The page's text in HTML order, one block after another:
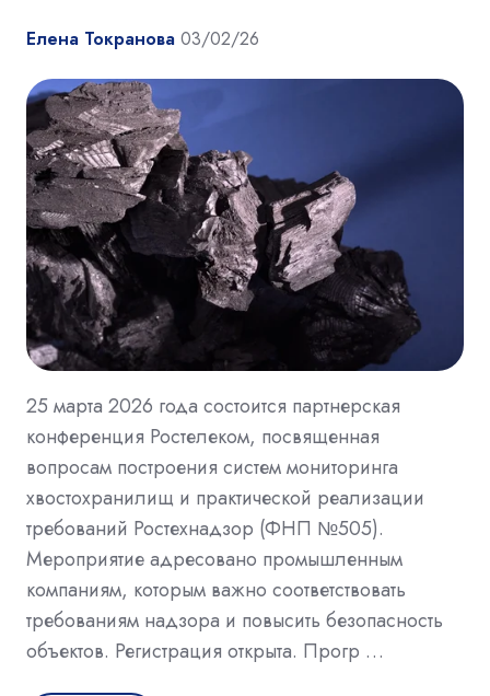
Елена Токранова 03/02/26
25 марта 2026 года состоится партнерская
конференция Ростелеком, посвященная
вопросам построения систем мониторинга
хвостохранилищ и практической реализации
требований Ростехнадзор (ФНП №505).
Мероприятие адресовано промышленным
компаниям, которым важно соответствовать
требованиям надзора и повысить безопасность
объектов. Регистрация открыта. Прогр …